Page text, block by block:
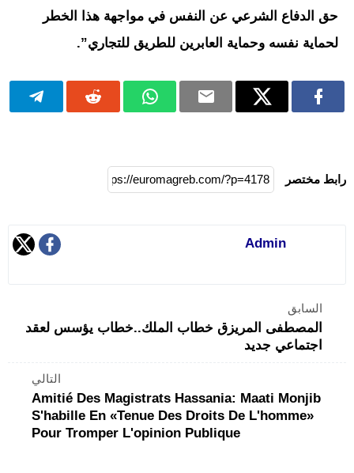
حق الدفاع الشرعي عن النفس في مواجهة هذا الخطر
لحماية نفسه وحماية العابرين للطريق للتجاري”.
رابط مختصر
Admin
السابق
المصطفى المريزق خطاب الملك..خطاب يؤسس لعقد
اجتماعي جديد
التالي
Amitié Des Magistrats Hassania: Maati Monjib
S'habille En «tenue Des Droits De L'homme»
Pour Tromper L'opinion Publique